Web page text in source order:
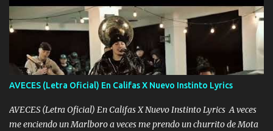
AVECES (Letra Oficial) En Califas X Nuevo Instinto Lyrics
AVECES (Letra Oficial) En Califas X Nuevo Instinto Lyrics A veces
me enciendo un Marlboro a veces me prendo un churrito de Mota